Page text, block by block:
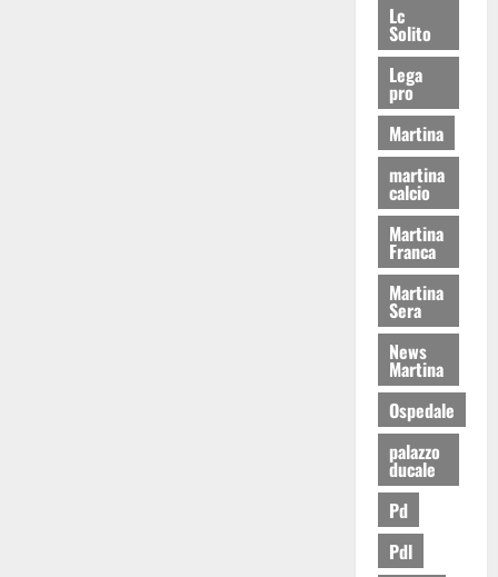
Lc
Solito
Lega
pro
Martina
martina
calcio
Martina
Franca
Martina
Sera
News
Martina
Ospedale
palazzo
ducale
Pd
Pdl